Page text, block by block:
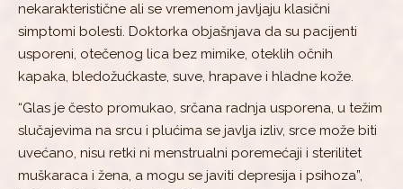
nekarakteristične ali se vremenom javljaju klasični
simptomi bolesti. Doktorka objašnjava da su pacijenti
usporeni, otečenog lica bez mimike, oteklih očnih
kapaka, bledožućkaste, suve, hrapave i hladne kože.
“Glas je često promukao, srčana radnja usporena, u težim
slučajevima na srcu i plućima se javlja izliv, srce može biti
uvećano, nisu retki ni menstrualni poremećaji i sterilitet
muškaraca i žena, a mogu se javiti depresija i psihoza”,